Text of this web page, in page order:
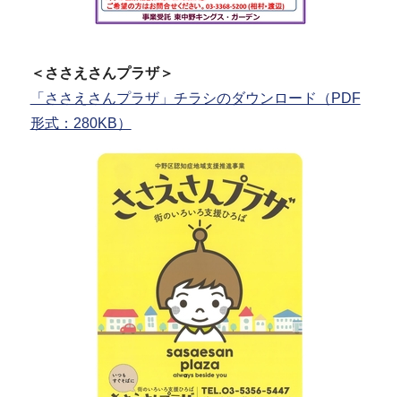
＜ささえさんプラザ＞
「ささえさんプラザ」チラシのダウンロード（PDF
形式：280KB）